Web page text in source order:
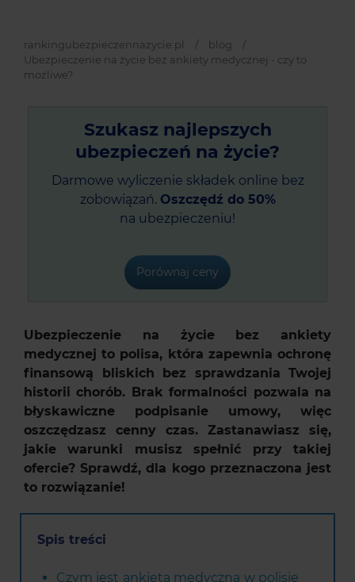
rankingubezpieczennazycie.pl / blog
/
Ubezpieczenie na życie bez ankiety medycznej - czy to
możliwe?
Szukasz najlepszych
ubezpieczeń na życie?
Darmowe wyliczenie składek online bez
zobowiązań. Oszczędź do 50%
na ubezpieczeniu!
Porównaj ceny
Ubezpieczenie na życie bez ankiety
medycznej to polisa, która zapewnia ochronę
finansową bliskich bez sprawdzania Twojej
historii chorób. Brak formalności pozwala na
błyskawiczne podpisanie umowy, więc
oszczędzasz cenny czas. Zastanawiasz się,
jakie warunki musisz spełnić przy takiej
ofercie? Sprawdź, dla kogo przeznaczona jest
to rozwiązanie!
Spis treści
Czym jest ankieta medyczna w polisie